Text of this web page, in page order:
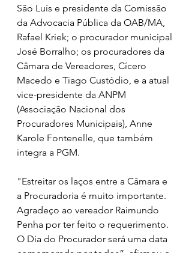
São Luís e presidente da Comissão
da Advocacia Pública da OAB/MA,
Rafael Kriek; o procurador municipal
José Borralho; os procuradores da
Câmara de Vereadores, Cícero
Macedo e Tiago Custódio, e a atual
vice-presidente da ANPM
(Associação Nacional dos
Procuradores Municipais), Anne
Karole Fontenelle, que também
integra a PGM.
"Estreitar os laços entre a Câmara e
a Procuradoria é muito importante.
Agradeço ao vereador Raimundo
Penha por ter feito o requerimento.
O Dia do Procurador será uma data